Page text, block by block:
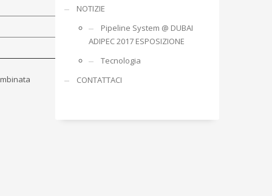
NOTIZIE
Pipeline System @ DUBAI
ADIPEC 2017 ESPOSIZIONE
Tecnologia
CONTATTACI